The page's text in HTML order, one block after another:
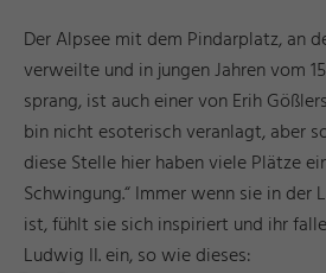
Der Alpsee mit dem Pindarplatz, an
verweilte und in jungen Jahren vom
sprang, ist auch einer von Erih
bin nicht esoterisch veranlagt, aber
diese Stelle hier haben viele Plätze
Schwingung.“ Immer wenn sie in der
ist, fühlt sie sich inspiriert und ihr
Ludwig II. ein, so wie dieses: